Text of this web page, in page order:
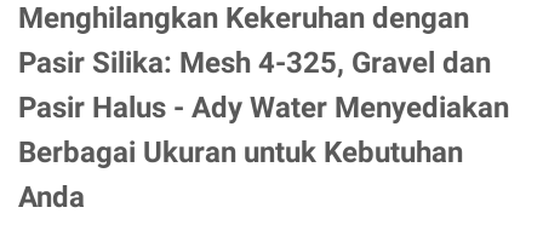
Menghilangkan Kekeruhan dengan
Pasir Silika: Mesh 4-325, Gravel dan
Pasir Halus - Ady Water Menyediakan
Berbagai Ukuran untuk Kebutuhan
Anda